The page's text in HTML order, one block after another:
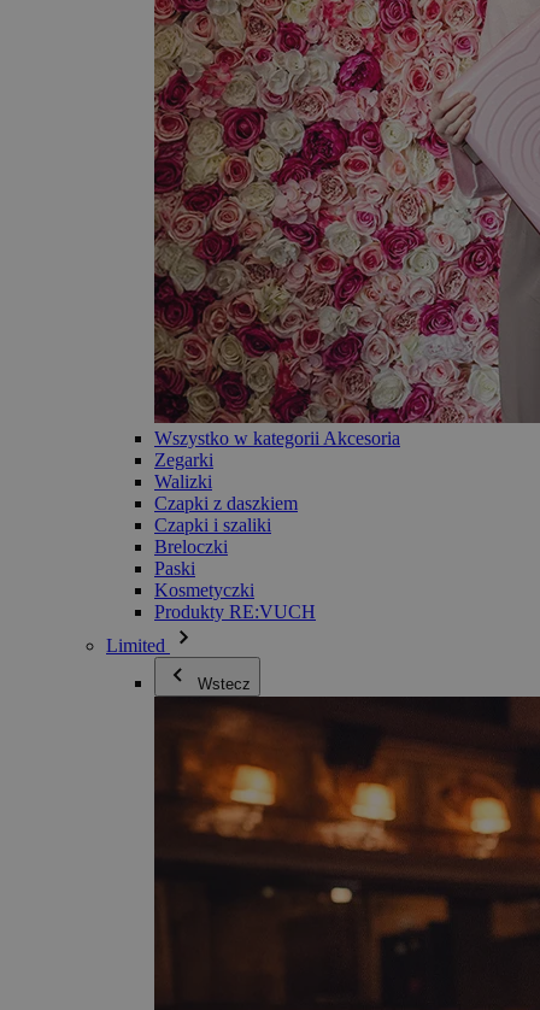
Wszystko w kategorii Akcesoria
Zegarki
Walizki
Czapki z daszkiem
Czapki i szaliki
Breloczki
Paski
Kosmetyczki
Produkty RE:VUCH
Limited
Wstecz